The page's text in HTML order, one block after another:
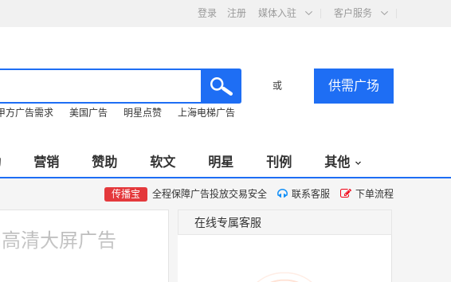
登录 注册 媒体入驻 客户服务
或 供需广场
方广告需求 美国广告 明星点赞 上海电梯广告
营销 赞助 软文 明星 刊例 其他
传播宝 全程保障广告投放交易安全 联系客服 下单流程
清大屏广告
在线专属客服